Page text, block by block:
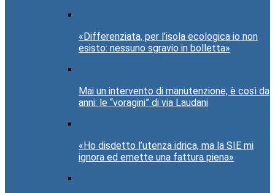
«Differenziata, per l’isola ecologica io non
esisto: nessuno sgravio in bolletta»
Mai un intervento di manutenzione, è così da
anni: le “voragini” di via Laudani
«Ho disdetto l’utenza idrica, ma la SIE mi
ignora ed emette una fattura piena»